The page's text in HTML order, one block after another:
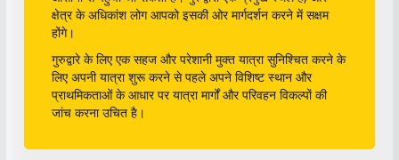
क्षेत्र के अधिकांश लोग आपको इसकी ओर मार्गदर्शन करने में सक्षम
होंगे।
गुरुद्वारे के लिए एक सहज और परेशानी मुक्त यात्रा सुनिश्चित करने के
लिए अपनी यात्रा शुरू करने से पहले अपने विशिष्ट स्थान और
प्राथमिकताओं के आधार पर यात्रा मार्गों और परिवहन विकल्पों की
जांच करना उचित है।